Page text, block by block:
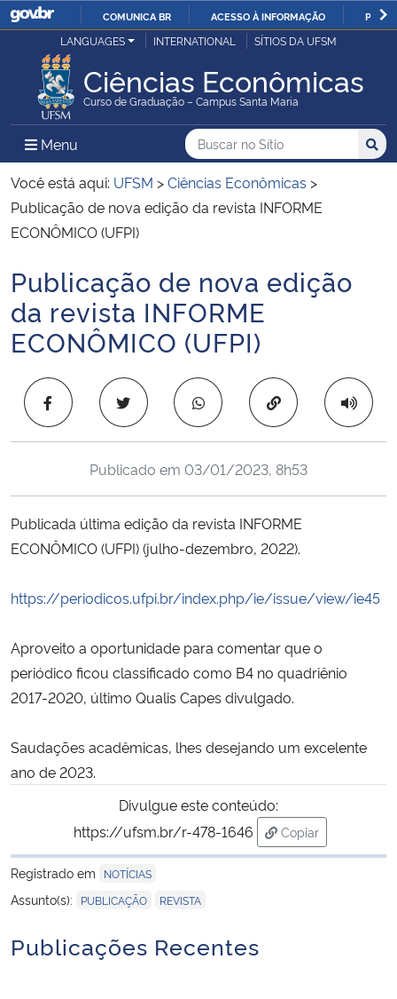
IR
O
COMUNICA BR ACESSO À INFORMAÇÃO
Ministério da Justiça e Segurança Pública
Ministério da Defesa
Ministério das Relações Exteriores
Ministério da Economia
Ministério da Infraestrutura
Ministério da Agricultura, Pecuária e Abastecimento
Ministério da Cidadania
Ministério da Ciência, Tecnologia, Inovações e Comunicações
Ministério do Meio Ambiente
Ministério do Turismo
Ministério do Desenvolvimento Regional
Controladoria-Geral da União
Ministério da Mulher, da Família e dos Direitos Humanos
Secretaria-Geral
Secretaria de Governo
LANGUAGES INTERNATIONAL SÍTIOS DA UFSM
Ciências Econômicas
Curso de Graduação – Campus Santa Maria
Menu Menu Principal do Sítio
Busca
Buscar no no Sítio
Busca:
Você está aqui: UFSM >Ciências Econômicas >
Publicação de nova edição da revista INFORME
ECONÔMICO (UFPI)
Início do conteúdo
Publicação de nova edição
da revista INFORME
ECONÔMICO (UFPI)
Copiar para área
Publicado em 03/01/2023, 8h53
Publicada última edição da revista INFORME
ECONÔMICO (UFPI) (julho-dezembro, 2022).
https://periodicos.ufpi.br/index.php/ie/issue/view/ie45
Aproveito a oportunidade para comentar que o
periódico ficou classificado como B4 no quadriênio
2017-2020, último Qualis Capes divulgado.
Saudações acadêmicas, lhes desejando um excelente
ano de 2023.
Divulgue este conteúdo:
https://ufsm.br/r-478-1646
Copiar
para área de
Registrado em
NOTÍCIAS
Assunto(s): PUBLICAÇÃO REVISTA
Publicações Recentes